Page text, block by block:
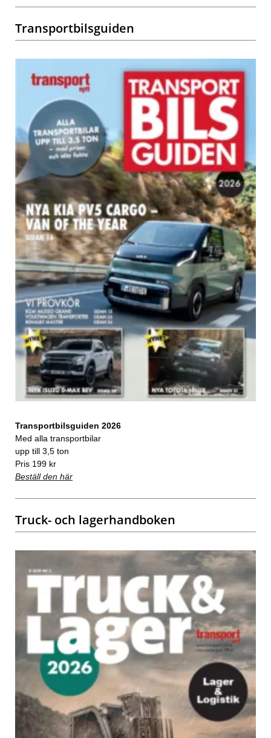
Transportbilsguiden
Transportbilsguiden 2026
Med alla transportbilar
upp till 3,5 ton
Pris 199 kr
Beställ den här
Truck- och lagerhandboken